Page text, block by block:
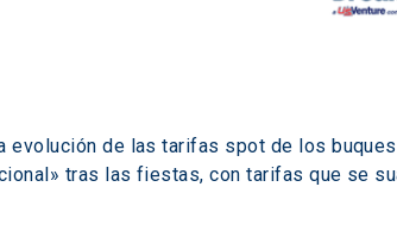
evolución de las tarifas spot de los
tras las fiestas, con tarifas que se